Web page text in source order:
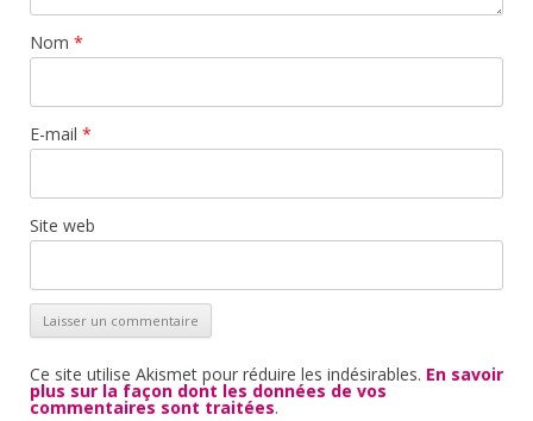
Nom *
E-mail *
Site web
Ce site utilise Akismet pour réduire les indésirables. En savoir
plus sur la façon dont les données de vos
commentaires sont traitées.